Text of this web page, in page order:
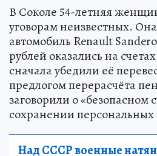
В Соколе 54-летняя
уговорам неизвестных.
автомобиль Renault
рублей оказались на
сначала убедили её
предлогом перерасчёта
заговорили о «безопасном
сохранении
Над СССР военные